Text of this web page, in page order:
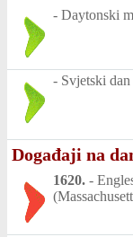
- Daytonski
- Svjetski
Događaji na
1620. -